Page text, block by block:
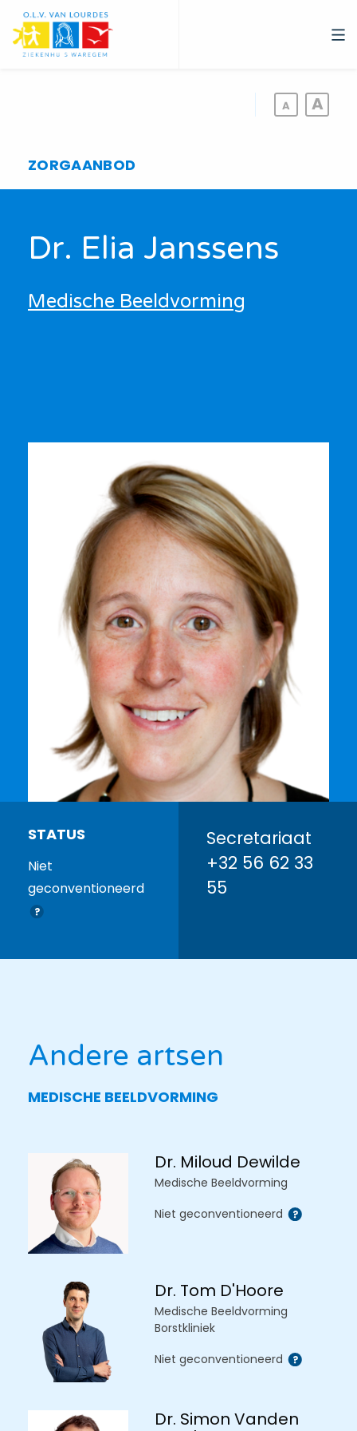
Overslaan
en
naar
ZORGAANBOD
Dr. Elia Janssens
Medische Beeldvorming
STATUS
Niet
geconventioneerd
Secretariaat
+32 56 62 33
55
Andere artsen
MEDISCHE BEELDVORMING
Dr. Miloud Dewilde
Medische Beeldvorming
Niet geconventioneerd
Dr. Tom D'Hoore
Medische Beeldvorming
Borstkliniek
Niet geconventioneerd
Dr. Simon Vanden